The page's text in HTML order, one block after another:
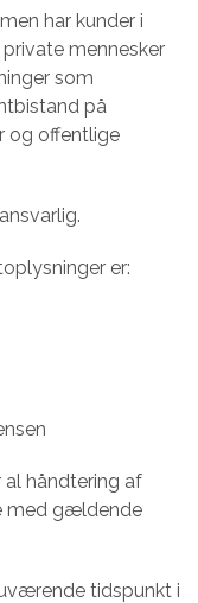
har kunder i
mennesker
som
på
og offentlige
er:
al håndtering af
med gældende
tidspunkt i